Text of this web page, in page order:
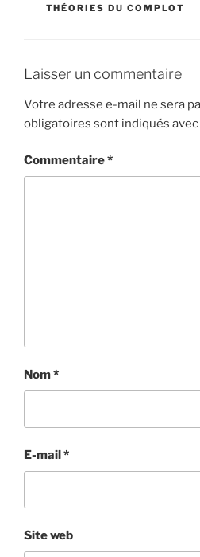
THÉORIES DU COMPLOT
Laisser un commentaire
Votre adresse e-mail ne sera
obligatoires sont indiqués avec
Commentaire*
Nom*
E-mail*
Site web